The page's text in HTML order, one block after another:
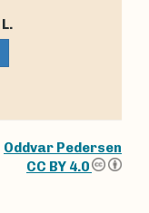
L.
Oddvar Pedersen
CC BY 4.0